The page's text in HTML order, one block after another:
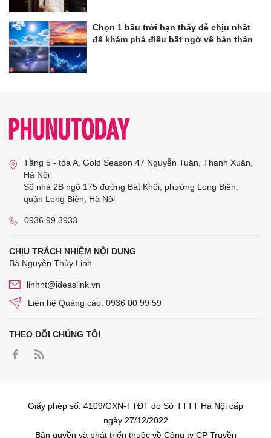
Chọn 1 bầu trời bạn thấy dễ chịu nhất
để khám phá điều bất ngờ về bản thân
Tầng 5 - tòa A, Gold Season 47 Nguyễn Tuân, Thanh Xuân,
Hà Nội
Số nhà 2B ngõ 175 đường Bát Khối, phường Long Biên,
quận Long Biên, Hà Nội
0936 99 3933
CHỊU TRÁCH NHIỆM NỘI DUNG
Bà Nguyễn Thùy Linh
linhnt@ideaslink.vn
Liên hệ Quảng cáo: 0936 00 99 59
THEO DÕI CHÚNG TÔI
Giấy phép số: 4109/GXN-TTĐT do Sở TTTT Hà Nội cấp
ngày 27/12/2022
Bản quyền và phát triển thuộc về Công ty CP Truyền